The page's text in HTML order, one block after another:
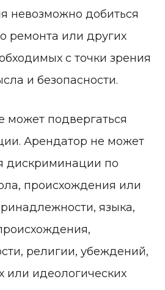
невозможно добиться
ремонта или других
с точки зрения
и безопасности.
может подвергаться
Арендатор не может
дискриминации по
происхождения или
языка,
религии, убеждений,
или идеологических